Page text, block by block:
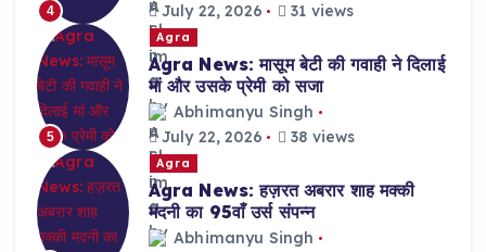
4
July 22, 2026
31 views
5
Agra
Agra News: मासूम बेटी की गवाही ने दिलाई
मां और उसके प्रेमी को सजा
Abhimanyu Singh
July 22, 2026
38 views
Agra
Agra News: हज़रत अबरार शाह मक्की
मदनी का 95वाँ उर्स संपन्न
Abhimanyu Singh